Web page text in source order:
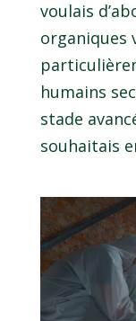
voulais
organiques
humains
stade
souhaitais